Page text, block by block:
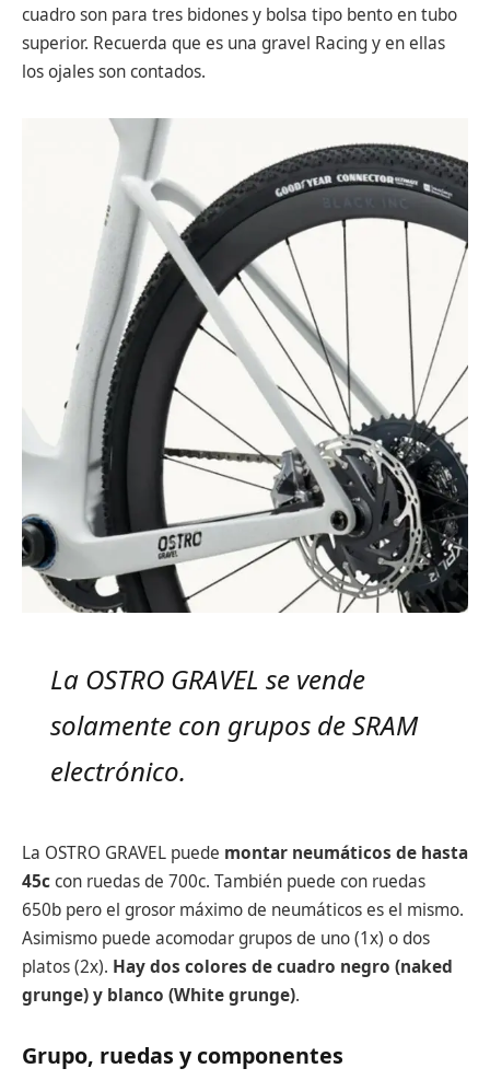
cuadro son para tres bidones y bolsa tipo bento en tubo
superior. Recuerda que es una gravel Racing y en ellas
los ojales son contados.
La OSTRO GRAVEL se vende
solamente con grupos de SRAM
electrónico.
La OSTRO GRAVEL puede montar neumáticos de hasta
45ccon ruedas de 700c. También puede con ruedas
650b pero el grosor máximo de neumáticos es el mismo.
Asimismo puede acomodar grupos de uno (1x) o dos
platos (2x). Hay dos colores de cuadro negro (naked
grunge) y blanco (White grunge).
Grupo, ruedas y componentes